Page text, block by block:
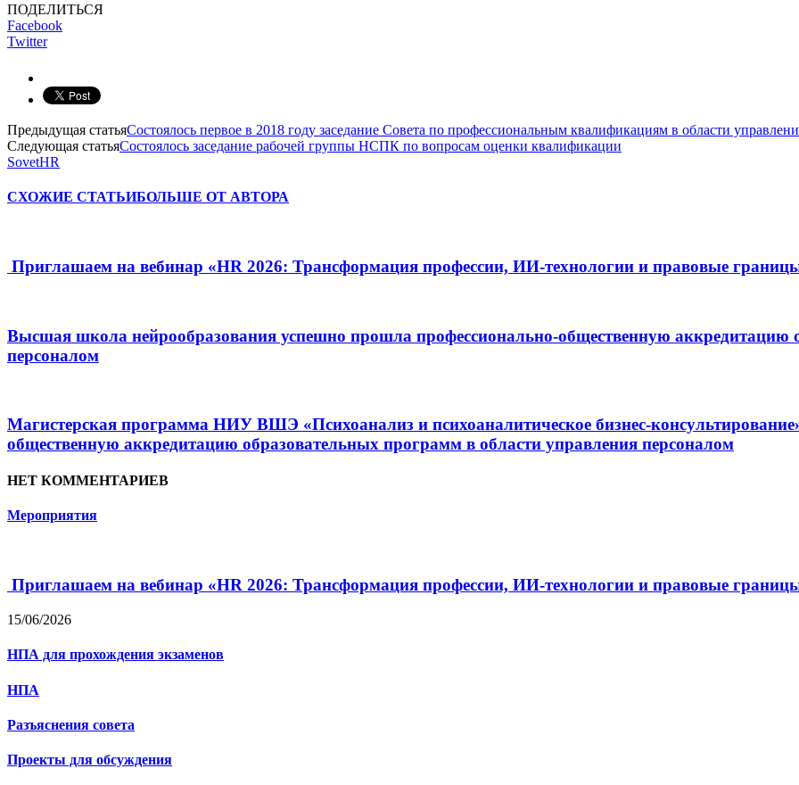
ПОДЕЛИТЬСЯ
Facebook
Twitter
Предыдущая статьяСостоялось первое в 2018 году заседание Совета по профессиональным квалификациям в области
Следующая статьяСостоялось заседание рабочей группы НСПК по вопросам оценки квалификации
SovetHR
СХОЖИЕ СТАТЬИБОЛЬШЕ ОТ АВТОРА
Приглашаем на вебинар «HR 2026: Трансформация профессии, ИИ-технологии и правовые
Высшая школа нейрообразования успешно прошла профессионально-общественную аккредитацию
персоналом
Магистерская программа НИУ ВШЭ «Психоанализ и психоаналитическое бизнес-
общественную аккредитацию образовательных программ в области управления персоналом
НЕТ КОММЕНТАРИЕВ
Мероприятия
Приглашаем на вебинар «HR 2026: Трансформация профессии, ИИ-технологии и правовые
15/06/2026
НПА для прохождения экзаменов
НПА
Разъяснения совета
Проекты для обсуждения